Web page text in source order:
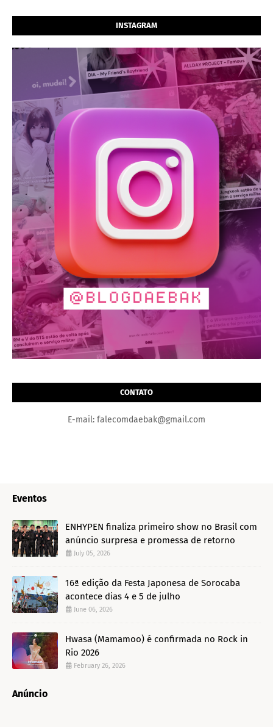
INSTAGRAM
CONTATO
E-mail: falecomdaebak@gmail.com
Eventos
ENHYPEN finaliza primeiro show no Brasil com
anúncio surpresa e promessa de retorno
July 05, 2026
16ª edição da Festa Japonesa de Sorocaba
acontece dias 4 e 5 de julho
June 06, 2026
Hwasa (Mamamoo) é confirmada no Rock in
Rio 2026
February 26, 2026
Anúncio